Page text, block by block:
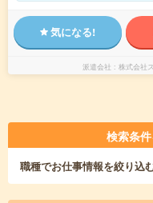
気になる!
派遣会社 株式会社
検索条
職種でお仕事情報を絞り込